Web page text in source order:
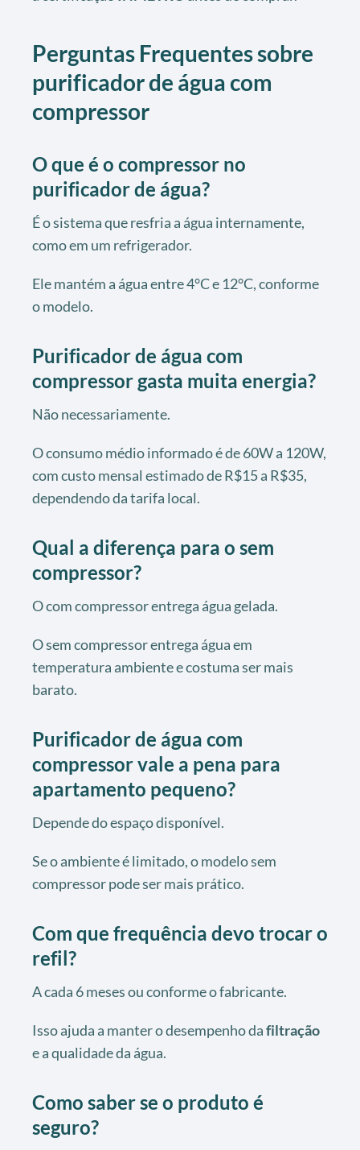
Perguntas Frequentes sobre
purificador de água com
compressor
O que é o compressor no
purificador de água?
É o sistema que resfria a água internamente,
como em um refrigerador.
Ele mantém a água entre 4°C e 12°C, conforme
o modelo.
Purificador de água com
compressor gasta muita energia?
Não necessariamente.
O consumo médio informado é de 60W a 120W,
com custo mensal estimado de R$15 a R$35,
dependendo da tarifa local.
Qual a diferença para o sem
compressor?
O com compressor entrega água gelada.
O sem compressor entrega água em
temperatura ambiente e costuma ser mais
barato.
Purificador de água com
compressor vale a pena para
apartamento pequeno?
Depende do espaço disponível.
Se o ambiente é limitado, o modelo sem
compressor pode ser mais prático.
Com que frequência devo trocar o
refil?
A cada 6 meses ou conforme o fabricante.
Isso ajuda a manter o desempenho dafiltração
e a qualidade da água.
Como saber se o produto é
seguro?